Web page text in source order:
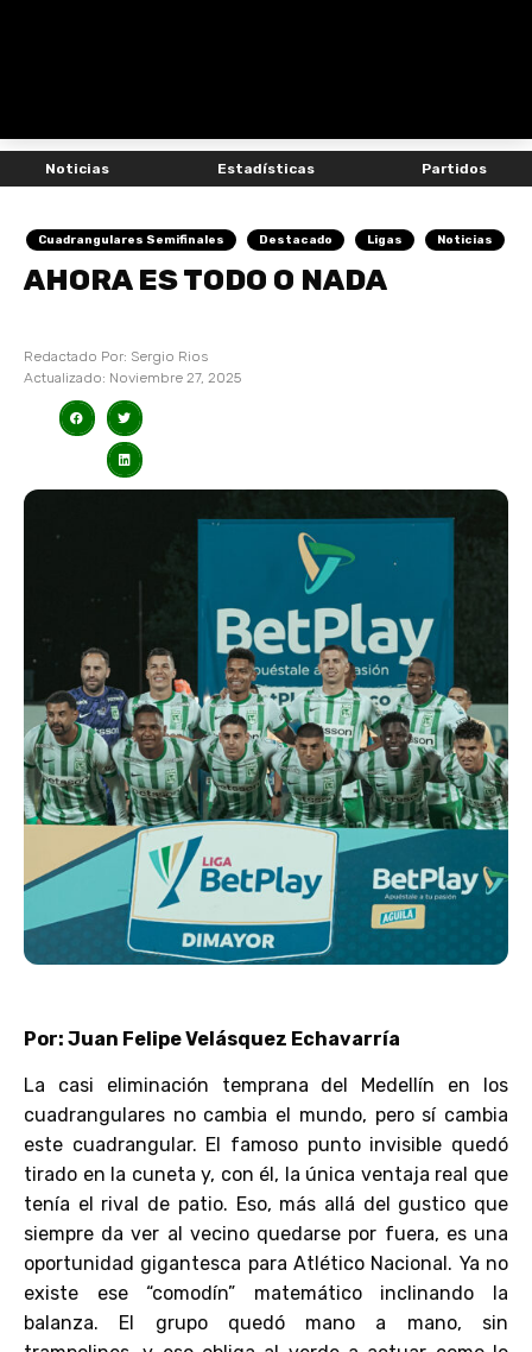
Noticias Estadísticas Partidos
Cuadrangulares Semifinales Destacado Ligas Noticias
AHORA ES TODO O NADA
Redactado Por: Sergio Rios
Actualizado: Noviembre 27, 2025
Por: Juan Felipe Velásquez Echavarría
La casi eliminación temprana del Medellín en los
cuadrangulares no cambia el mundo, pero sí cambia
este cuadrangular. El famoso punto invisible quedó
tirado en la cuneta y, con él, la única ventaja real que
tenía el rival de patio. Eso, más allá del gustico que
siempre da ver al vecino quedarse por fuera, es una
oportunidad gigantesca para Atlético Nacional. Ya no
existe ese “comodín” matemático inclinando la
balanza. El grupo quedó mano a mano, sin